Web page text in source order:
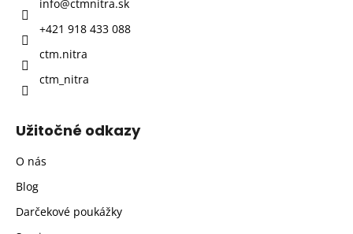
info@ctmnitra.sk
+421 918 433 088
ctm.nitra
ctm_nitra
Užitočné odkazy
O nás
Blog
Darčekové poukážky